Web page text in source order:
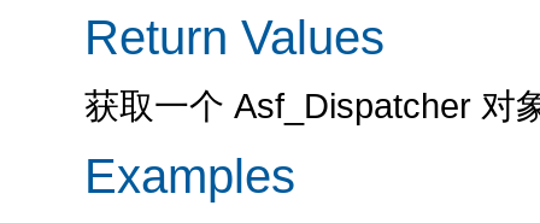
Return Values
获取一个 Asf_Dispatcher 对
Examples